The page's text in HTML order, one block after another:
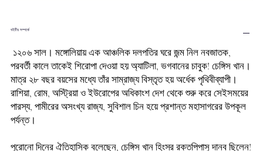
বইটির সম্পর্কে
১২০৬ সাল। মঙ্গোলিয়ায় এক আঞ্চলিক দলপতির ঘরে জন্ম নিল নবজাতক,
পরবর্তী কালে তাকেই শিরোপা দেওয়া হয় অ্যাটিলা, ভগবানের চাবুক! চেঙ্গিস খান।
মাত্র ২৮ বছর বয়সের মধ্যে তাঁর সাম্রাজ্য বিস্তৃত হয় অর্ধেক পৃথিবীব্যাপী।
রাশিয়া, রোম, অস্ট্রিয়া ও ইউরোপের অধিকাংশ দেশ থেকে শুরু করে সেইসময়ের
পারস্য, পামীরের অসংখ্য রাজ্য, সুবিশাল চিন হয়ে প্রশান্ত মহাসাগরের উপকূল
পর্যন্ত।
পুরোনো দিনের ঐতিহাসিক বলেছেন, চেঙ্গিস খান হিংস্র রক্তপিপাসু দানব ছিলেন!